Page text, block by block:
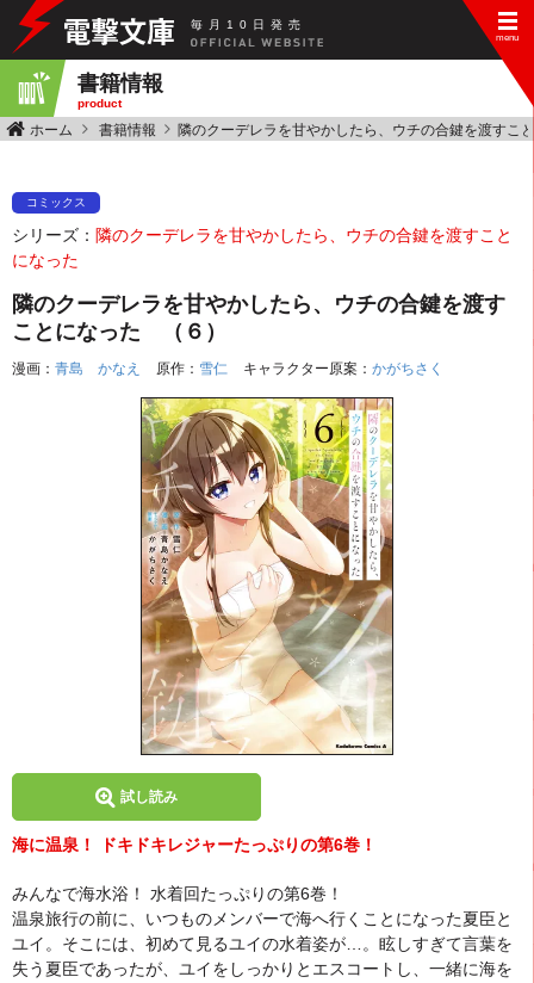
毎 月 10 日 発 売
書籍情報
product
ホーム 書籍情報 隣のクーデレラを甘やかしたら、ウチの合鍵を渡すこ
コミックス
シリーズ： 隣のクーデレラを甘やかしたら、ウチの合鍵を渡すこと
になった
隣のクーデレラを甘やかしたら、ウチの合鍵を渡す
ことになった （６）
漫画： 青島 かなえ 原作： 雪仁 キャラクター原案： かがちさく
試し読み
海に温泉！ ドキドキレジャーたっぷりの第6巻！
みんなで海水浴！ 水着回たっぷりの第6巻！
温泉旅行の前に、いつものメンバーで海へ行くことになった夏臣と
ユイ。そこには、初めて見るユイの水着姿が…。眩しすぎて言葉を
失う夏臣であったが、ユイをしっかりとエスコートし、一緒に海を